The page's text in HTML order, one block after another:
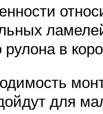
рулона в
для